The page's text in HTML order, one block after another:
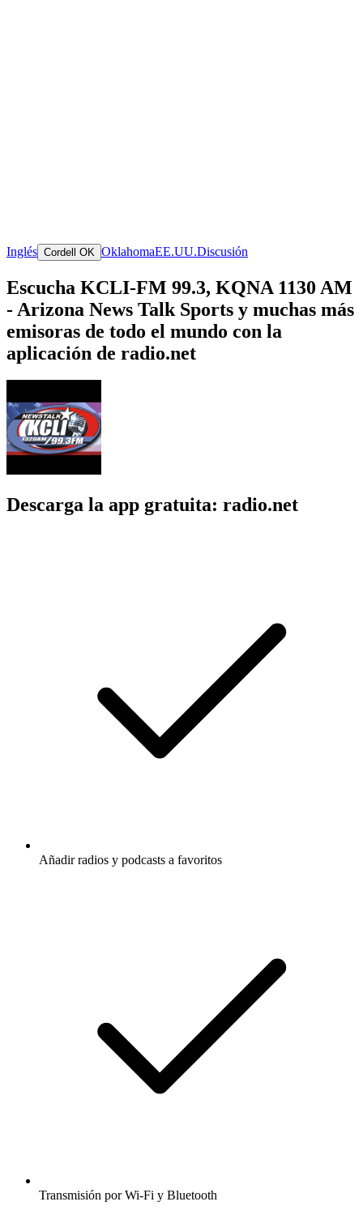
Inglés Cordell OK OklahomaEE.UU.Discusión
Escucha KCLI-FM 99.3, KQNA 1130 AM
- Arizona News Talk Sports y muchas más
emisoras de todo el mundo con la
aplicación de radio.net
Descarga la app gratuita: radio.net
Añadir radios y podcasts a favoritos
Transmisión por Wi-Fi y Bluetooth